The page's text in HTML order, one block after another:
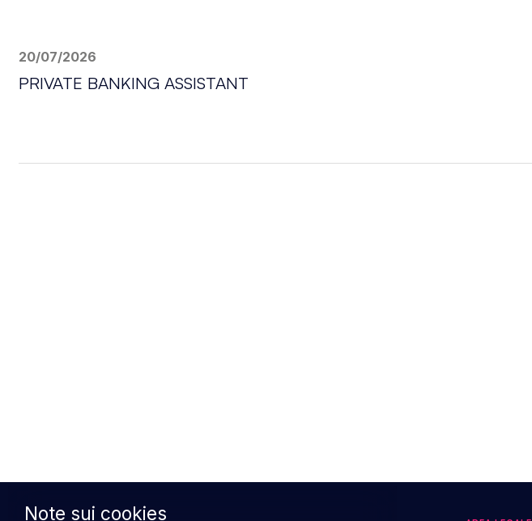
20/07/2026
PRIVATE BANKING ASSISTANT
Note sui cookies